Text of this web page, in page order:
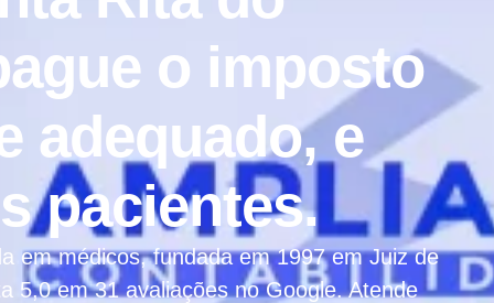
o imposto
adequado, e
pacientes.
em médicos, fundada em 1997 em Juiz de
5,0 em 31 avaliações no Google. Atende